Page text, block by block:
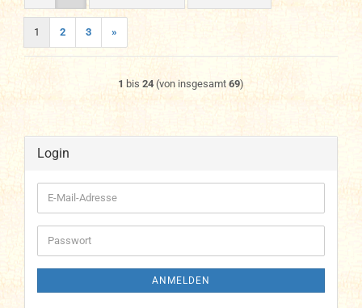
1 2 3 »
1 bis 24 (von insgesamt 69)
Login
E-
Mail-
Adresse
Passwort
ANMELDEN